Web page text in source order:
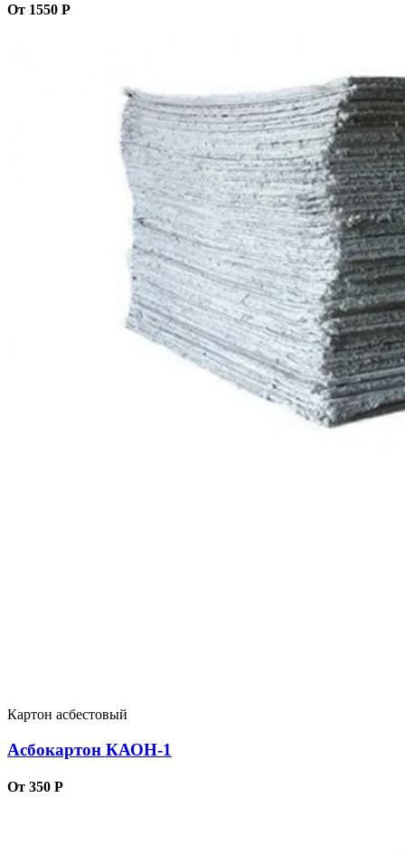
От 1550 Р
Картон асбестовый
Асбокартон КАОН-1
От 350 Р